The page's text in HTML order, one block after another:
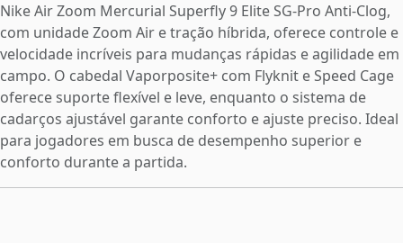
Nike Air Zoom Mercurial Superfly 9 Elite SG-Pro Anti-Clog,
com unidade Zoom Air e tração híbrida, oferece controle e
velocidade incríveis para mudanças rápidas e agilidade em
campo. O cabedal Vaporposite+ com Flyknit e Speed Cage
oferece suporte flexível e leve, enquanto o sistema de
cadarços ajustável garante conforto e ajuste preciso. Ideal
para jogadores em busca de desempenho superior e
conforto durante a partida.